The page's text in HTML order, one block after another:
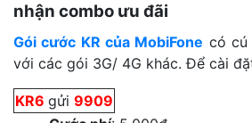
nhận combo ưu đãi
Gói cước KR của MobiFone có cú
với các gói 3G/ 4G khác. Để cài
KR6 gửi 9909